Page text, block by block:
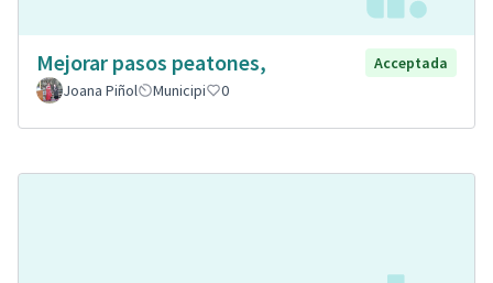
Mejorar pasos peatones,
Acceptada
Joana Piñol
Municipi 0